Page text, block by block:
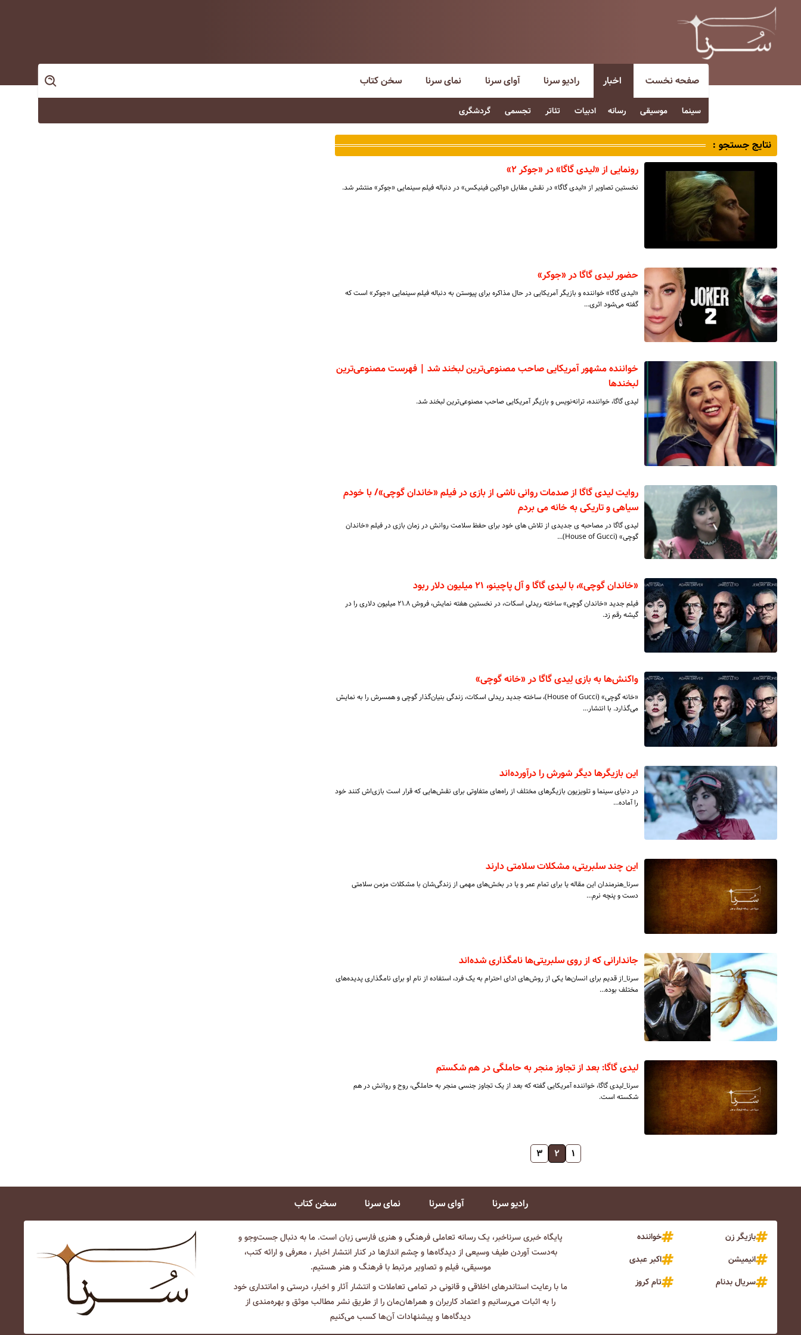
صفحه نخست اخبار
سینما موسیقی رسانه ادبیات تئاتر تجسمی گردشگری
رادیو سرنا آوای سرنا نمای سرنا سخن کتاب
نتایج جستجو :
رونمایی از «لیدی گاگا» در «جوکر ۲»
نخستین تصاویر از «لیدی گاگا» در نقش مقابل «واکین فینیکس» در دنباله فیلم سینمایی «جوکر» منتشر شد.
حضور لیدی گاگا در «جوکر»
«لیدی گاگا» خواننده و بازیگر آمریکایی در حال مذاکره برای پیوستن به دنباله فیلم سینمایی «جوکر» است که
گفته می‌شود اثری…
خواننده مشهور آمریکایی صاحب مصنوعی‌ترین لبخند شد | فهرست مصنوعی‌ترین
لبخندها
لیدی گاگا، خواننده، ترانه‌نویس و بازیگر آمریکایی صاحب مصنوعی‌ترین لبخند شد.
روایت لیدی گاگا از صدمات روانی ناشی از بازی در فیلم «خاندان گوچی»/ با خودم
سیاهی و تاریکی به خانه می بردم
لیدی گاگا در مصاحبه ی جدیدی از تلاش های خود برای حفظ سلامت روانش در زمان بازی در فیلم «خاندان
گوچی» (House of Gucci)…
«خاندان گوچی»، با لیدی گاگا و آل پاچینو، ۲۱ میلیون دلار ربود
فیلم جدید «خاندان گوچی» ساخته ریدلی اسکات، در نخستین هفته نمایش، فروش ۲۱.۸ میلیون دلاری را در
گیشه رقم زد.
واکنش‌ها به بازی لِیدی گاگا در «خانه گوچی»
«خانه گوچی» (House of Gucci)، ساخته جدید ریدلی اسکات، زندگی بنیان‌گذار گوچی و همسرش را به نمایش
می‌گذارد. با انتشار…
این بازیگرها دیگر شورش را درآورده‌اند
در دنیای سینما و تلویزیون بازیگر‌های مختلف از راه‌های متفاوتی برای نقش‌هایی که قرار است بازی‌اش کنند خود
را آماده…
این چند سلبریتی، مشکلات سلامتی دارند
سرنا_هنرمندان این مقاله یا برای تمام عمر و یا در بخش‌های مهمی از زندگی‌شان با مشکلات مزمن سلامتی
دست و پنچه نرم…
جاندارانی که از روی سلبریتی‌ها نامگذاری شده‌اند
سرنا_از قدیم برای انسان‌ها یکی از روش‌های ادای احترام به یک فرد، استفاده از نام او برای نامگذاری پدیده‌های
مختلف بوده…
لیدی گاگا: بعد از تجاوز منجر به حاملگی در هم شکستم
سرنا_لیدی گاگا، خواننده آمریکایی گفته که بعد از یک تجاوز جنسی منجر به حاملگی، روح و روانش در هم
شکسته است.
۱ ۲ ۳
رادیو سرنا آوای سرنا نمای سرنا سخن کتاب
بازیگر زن
خواننده
انیمیشن
اکبر عبدی
سریال بدنام
تام کروز
پایگاه خبری سرناخبر، یک رسانه تعاملی فرهنگی و هنری فارسی زبان است. ما به دنبال جست‌و‌جو و
به‌دست آوردن طیف وسیعی از دیدگاه‌ها و چشم انداز‌ها در کنار انتشار اخبار ، معرفی و ارائه کتب،
موسیقی، فیلم و تصاویر مرتبط با فرهنگ و هنر هستیم.
ما با رعایت استاندرهای اخلاقی و قانونی در تمامی تعاملات و انتشار آثار و اخبار، درستی و امانتداری خود
را به اثبات می‌رسانیم و اعتماد کاربران و همراهان‌مان را از طریق نشر مطالب موثق و بهره‌مندی از
دیدگاه‌ها و پیشنهادات آن‌ها کسب می‌کنیم